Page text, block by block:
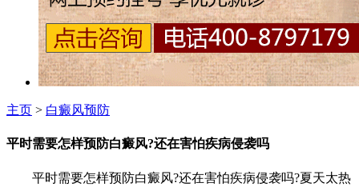
主页 > 白癜风预防
平时需要怎样预防白癜风?还在害怕疾病侵袭吗
平时需要怎样预防白癜风?还在害怕疾病侵袭吗?夏天太热